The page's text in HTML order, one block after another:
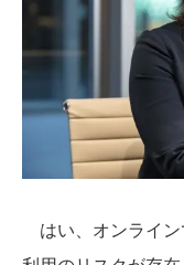
はい、オンライ